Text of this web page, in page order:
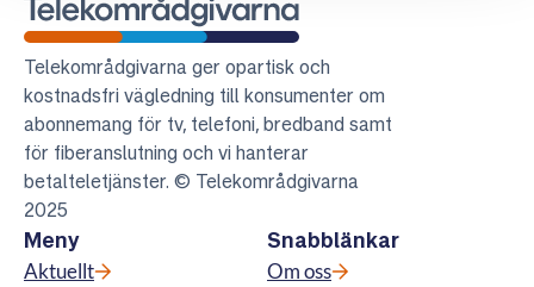
Telekområdgivarna
Telekområdgivarna ger opartisk och
kostnadsfri vägledning till konsumenter om
abonnemang för tv, telefoni, bredband samt
för fiberanslutning och vi hanterar
betalteletjänster. © Telekområdgivarna
2025
Meny
Aktuellt
Snabblänkar
Om oss